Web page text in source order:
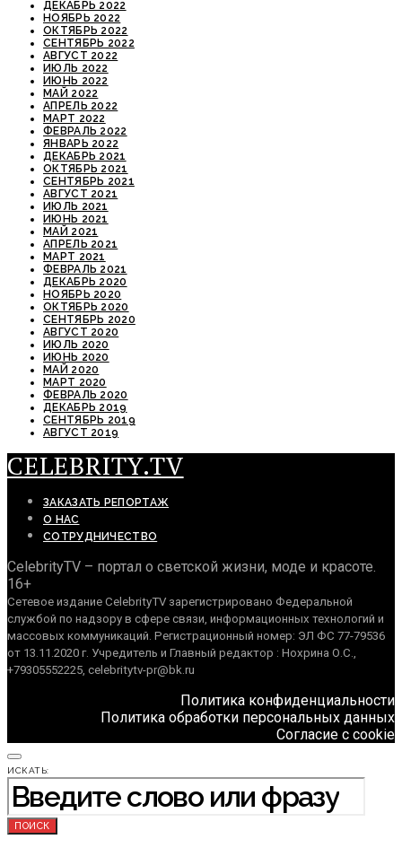
ДЕКАБРЬ 2022
НОЯБРЬ 2022
ОКТЯБРЬ 2022
СЕНТЯБРЬ 2022
АВГУСТ 2022
ИЮЛЬ 2022
ИЮНЬ 2022
МАЙ 2022
АПРЕЛЬ 2022
МАРТ 2022
ФЕВРАЛЬ 2022
ЯНВАРЬ 2022
ДЕКАБРЬ 2021
ОКТЯБРЬ 2021
СЕНТЯБРЬ 2021
АВГУСТ 2021
ИЮЛЬ 2021
ИЮНЬ 2021
МАЙ 2021
АПРЕЛЬ 2021
МАРТ 2021
ФЕВРАЛЬ 2021
ДЕКАБРЬ 2020
НОЯБРЬ 2020
ОКТЯБРЬ 2020
СЕНТЯБРЬ 2020
АВГУСТ 2020
ИЮЛЬ 2020
ИЮНЬ 2020
МАЙ 2020
МАРТ 2020
ФЕВРАЛЬ 2020
ДЕКАБРЬ 2019
СЕНТЯБРЬ 2019
АВГУСТ 2019
CELEBRITY.TV
ЗАКАЗАТЬ РЕПОРТАЖ
О НАС
СОТРУДНИЧЕСТВО
CelebrityTV – портал о светской жизни, моде и красоте.
16+
Сетевое издание CelebrityTV зарегистрировано Федеральной
службой по надзору в сфере связи, информационных технологий и
массовых коммуникаций. Регистрационный номер: ЭЛ ФС 77-79536
от 13.11.2020 г. Учредитель и Главный редактор : Нохрина О.С.,
+79305552225, celebritytv-pr@bk.ru
Политика конфиденциальности
Политика обработки персональных данных
Согласие с cookie
ИСКАТЬ:
ПОИСК